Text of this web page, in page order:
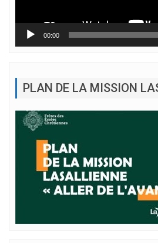
00:00
PLAN DE LA MISSION